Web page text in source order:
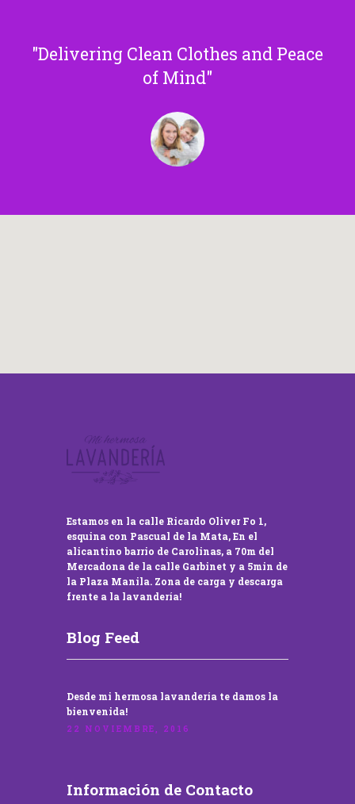
Delivering Clean Clothes and Peace
of Mind
Estamos en la calle Ricardo Oliver Fo 1,
esquina con Pascual de la Mata, En el
alicantino barrio de Carolinas, a 70m del
Mercadona de la calle Garbinet y a 5min de
la Plaza Manila. Zona de carga y descarga
frente a la lavandería!
Blog Feed
Desde mi hermosa lavandería te damos la
bienvenida!
22 NOVIEMBRE, 2016
Información de Contacto